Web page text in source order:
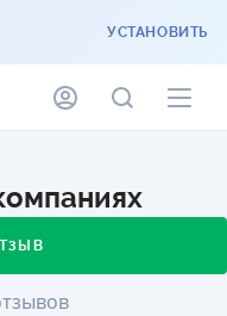
УСТАНОВИТЬ